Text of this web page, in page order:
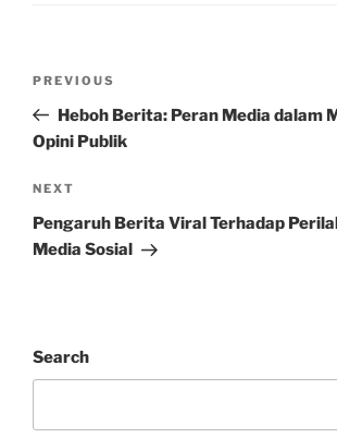
Previous
Post
PREVIOUS
Heboh Berita: Peran Media dalam
Opini Publik
Next
Post
NEXT
Pengaruh Berita Viral Terhadap
Media Sosial
Search